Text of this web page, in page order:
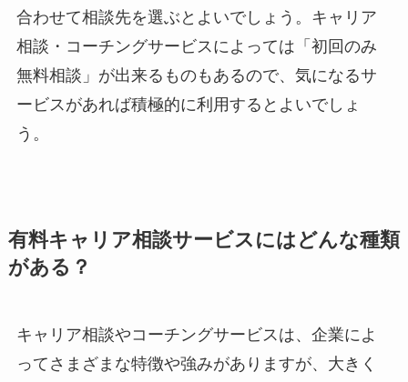
合わせて相談先を選ぶとよいでしょう。キャリア
相談・コーチングサービスによっては「初回のみ
無料相談」が出来るものもあるので、気になるサ
ービスがあれば積極的に利用するとよいでしょ
う。
有料キャリア相談サービスにはどんな種類
がある？
キャリア相談やコーチングサービスは、企業によ
ってさまざまな特徴や強みがありますが、大きく